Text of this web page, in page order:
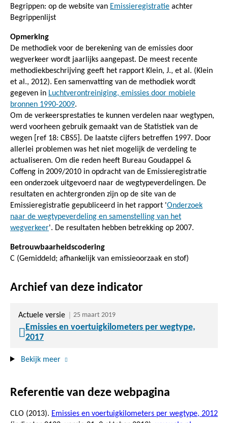
Begrippen: op de website van Emissieregistratie achter
Begrippenlijst
Opmerking
De methodiek voor de berekening van de emissies door
wegverkeer wordt jaarlijks aangepast. De meest recente
methodiekbeschrijving geeft het rapport Klein, J., et al. (Klein
et al., 2012). Een samenvatting van de methodiek wordt
gegeven in Luchtverontreiniging, emissies door mobiele
bronnen 1990-2009.
Om de verkeersprestaties te kunnen verdelen naar wegtypen,
werd voorheen gebruik gemaakt van de Statistiek van de
wegen [ref 18: CBS5]. De laatste cijfers betreffen 1997. Door
allerlei problemen was het niet mogelijk de verdeling te
actualiseren. Om die reden heeft Bureau Goudappel &
Coffeng in 2009/2010 in opdracht van de Emissieregistratie
een onderzoek uitgevoerd naar de wegtypeverdelingen. De
resultaten en achtergronden zijn op de site van de
Emissieregistratie gepubliceerd in het rapport 'Onderzoek
naar de wegtypeverdeling en samenstelling van het
wegverkeer'. De resultaten hebben betrekking op 2007.
Betrouwbaarheidscodering
C (Gemiddeld; afhankelijk van emissieoorzaak en stof)
Archief van deze indicator
Actuele versie 25 maart 2019
Emissies en voertuigkilometers per wegtype,
2017
Bekijk meer
Referentie van deze webpagina
CLO (2013). Emissies en voertuigkilometers per wegtype, 2012